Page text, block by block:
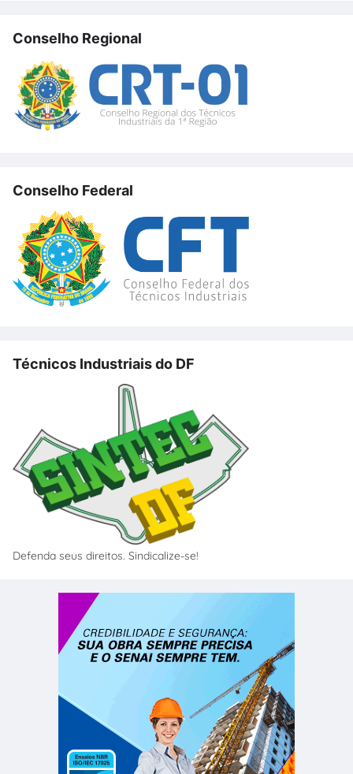
Conselho Regional
Conselho Federal
Técnicos Industriais do DF
Defenda seus direitos. Sindicalize-se!